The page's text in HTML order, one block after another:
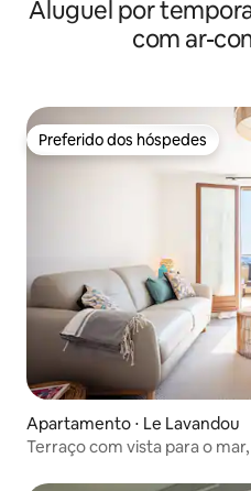
mar
Aluguel por
com ar-
Preferido dos hóspedes
Preferido dos hóspedes
Apartamento ⋅ Le Lavandou
Terraço com vista para o